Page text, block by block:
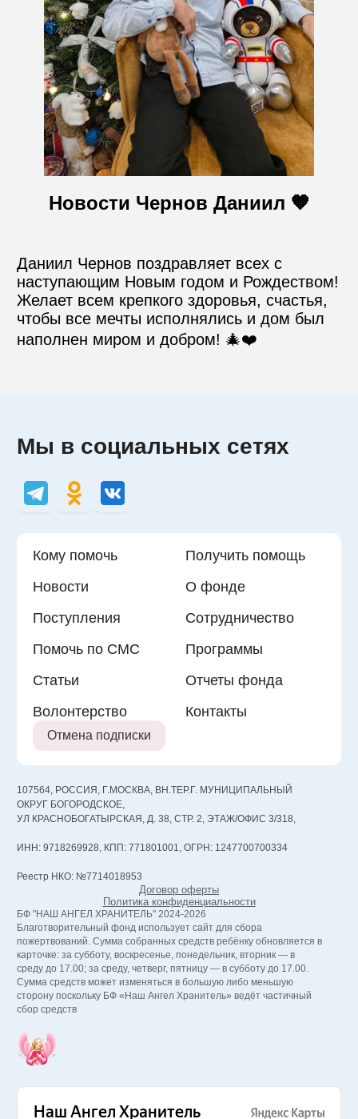
Контакты
Пожертвовать
телефон для связи
+74999610149
Новости Чернов Даниил 🧡
Даниил Чернов поздравляет всех с
наступающим Новым годом и Рождеством!
Желает всем крепкого здоровья, счастья,
чтобы все мечты исполнялись и дом был
наполнен миром и добром! 🎄❤️
Мы в социальных сетях
Кому помочь
Получить помощь
Новости
О фонде
Поступления
Сотрудничество
Помочь по СМС
Программы
Статьи
Отчеты фонда
Волонтерство
Контакты
Отмена подписки
107564, РОССИЯ, Г.МОСКВА, ВН.ТЕР.Г. МУНИЦИПАЛЬНЫЙ
ОКРУГ БОГОРОДСКОЕ,
УЛ КРАСНОБОГАТЫРСКАЯ, Д. 38, СТР. 2, ЭТАЖ/ОФИС 3/318,
ИНН: 9718269928, КПП: 771801001, ОГРН: 1247700700334
Реестр НКО: №7714018953
Договор оферты
Политика конфиденциальности
БФ "НАШ АНГЕЛ ХРАНИТЕЛЬ" 2024-2026
Благотворительный фонд использует сайт для сбора
пожертвований. Сумма собранных средств ребёнку обновляется в
карточке: за субботу, воскресенье, понедельник, вторник — в
среду до 17.00; за среду, четверг, пятницу — в субботу до 17.00.
Сумма средств может изменяться в большую либо меньшую
сторону поскольку БФ «Наш Ангел Хранитель» ведёт частичный
сбор средств